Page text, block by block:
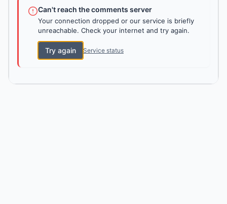
Can't reach the comments server
Your connection dropped or our service is briefly
unreachable. Check your internet and try again.
Try again Service status